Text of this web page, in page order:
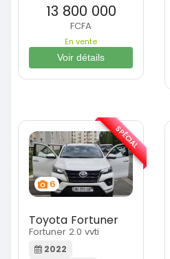
13 800 000
FCFA
En vente
Voir détails
6
Toyota Fortuner
Fortuner 2.0 vvti
2022
SPÉCIAL